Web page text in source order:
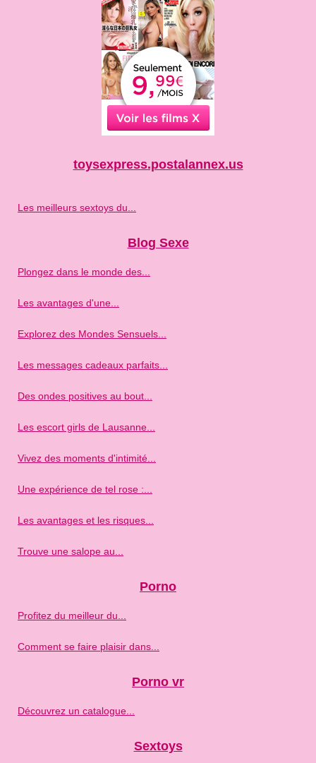
toysexpress.postalannex.us
Les meilleurs sextoys du...
Blog Sexe
Plongez dans le monde des...
Les avantages d'une...
Explorez des Mondes Sensuels...
Les messages cadeaux parfaits...
Des ondes positives au bout...
Les escort girls de Lausanne...
Vivez des moments d'intimité...
Une expérience de tel rose :...
Les avantages et les risques...
Trouve une salope au...
Porno
Profitez du meilleur du...
Comment se faire plaisir dans...
Porno vr
Découvrez un catalogue...
Sextoys